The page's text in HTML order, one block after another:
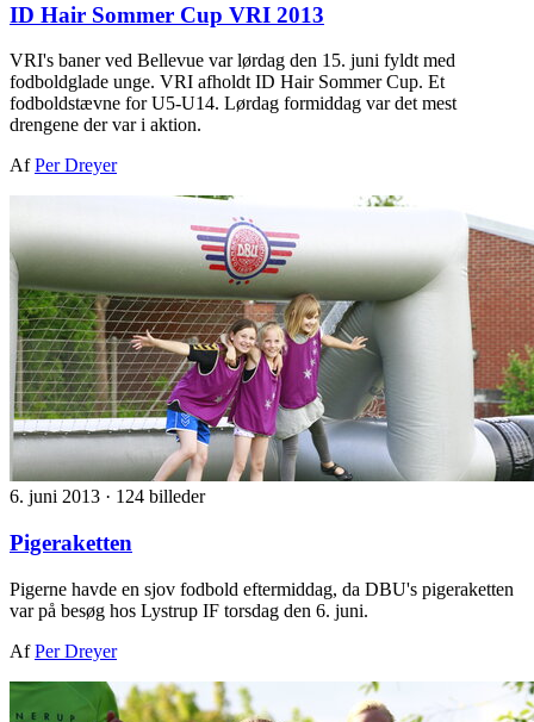
ID Hair Sommer Cup VRI 2013
VRI's baner ved Bellevue var lørdag den 15. juni fyldt med
fodboldglade unge. VRI afholdt ID Hair Sommer Cup. Et
fodboldstævne for U5-U14. Lørdag formiddag var det mest
drengene der var i aktion.
AfPer Dreyer
6. juni 2013 · 124 billeder
Pigeraketten
Pigerne havde en sjov fodbold eftermiddag, da DBU's pigeraketten
var på besøg hos Lystrup IF torsdag den 6. juni.
AfPer Dreyer